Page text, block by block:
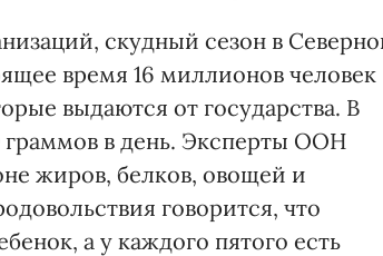
скудный сезон в
время 16 миллионов человек
выдаются от государства. В
граммов в день. Эксперты ООН
жиров, белков, овощей и
говорится, что
а у каждого пятого есть